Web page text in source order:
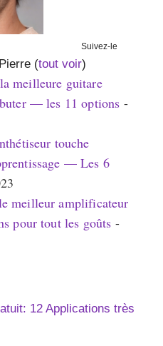
Suivez-le
(tout voir)
meilleure guitare
— les 11 options -
touche
— Les 6
meilleur amplificateur
pour tout les goûts -
12 Applications très